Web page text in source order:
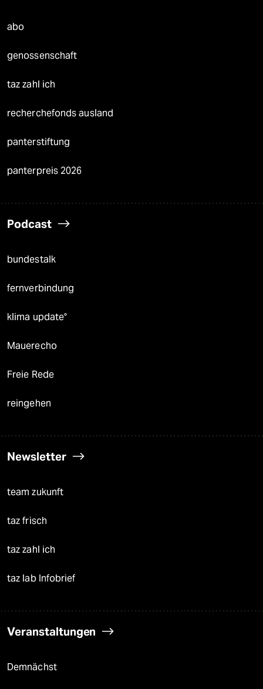
abo
genossenschaft
taz zahl ich
recherchefonds ausland
panterstiftung
panterpreis 2026
Podcast
bundestalk
fernverbindung
klima update°
Mauerecho
Freie Rede
reingehen
Newsletter
team zukunft
taz frisch
taz zahl ich
taz lab Infobrief
Veranstaltungen
Demnächst